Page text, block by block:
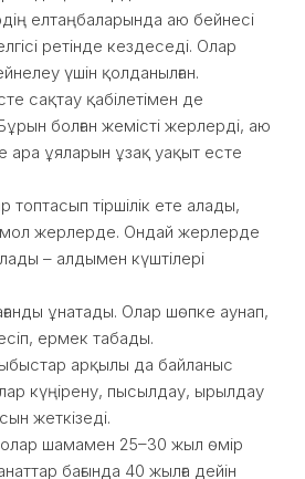
елтаңбаларында аю бейнесі
ретінде кездеседі. Олар
үшін қолданылған.
сақтау қабілетімен де
болған жемісті жерлерді, аю
ара ұяларын ұзақ уақыт есте
топтасып тіршілік ете алады,
жерлерде. Ондай жерлерде
– алдымен күштілері
ұнатады. Олар шөпке аунап,
ермек табады.
арқылы да байланыс
күңірену, пысылдау, ырылдау
жеткізеді.
олар шамамен 25–30 жыл өмір
бағында 40 жылға дейін